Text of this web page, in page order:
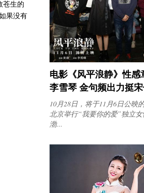
苍生的
果没有
电影《风平浪静》性
李雪琴 金句频出力挺
10月28日，将于11月6日公映
北京举行“我要你的爱”独立
渤...